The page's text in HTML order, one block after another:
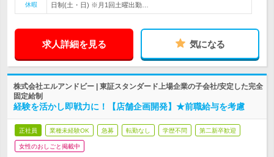
休暇
日制(土・日) ※月1回土曜出勤…
求人詳細を見る 気になる
株式会社エルアンドビー | 東証スタンダード上場企業の子会社/安定した完全
固定給制
経験を活かし即戦力に！【店舗企画開発】★前職給与を考慮
正社員 業種未経験OK 急募 転勤なし 学歴不問 第二新卒歓迎
女性のおしごと掲載中